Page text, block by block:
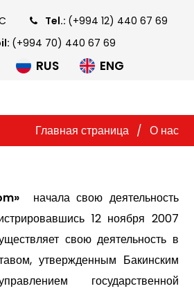
Tel.: (+994 12) 440 67 69
(+994 70) 440 67 69
RUS ENG
Главная страница / О нас
начала свою деятельность
12 ноября 2007
свою деятельность в
утвержденным Бакинским
государственной